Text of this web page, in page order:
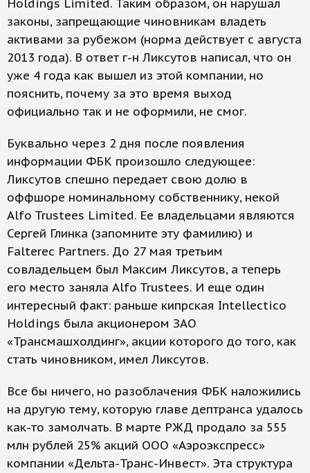
Holdings Limited. Таким образом, он нарушал
законы, запрещающие чиновникам владеть
активами за рубежом (норма действует с августа
2013 года). В ответ г-н Ликсутов написал, что он
уже 4 года как вышел из этой компании, но
пояснить, почему за это время выход
официально так и не оформили, не смог.
Буквально через 2 дня после появления
информации ФБК произошло следующее:
Ликсутов спешно передает свою долю в
оффшоре номинальному собственнику, некой
Alfo Trustees Limited. Ее владельцами являются
Сергей Глинка (запомните эту фамилию) и
Falterec Partners. До 27 мая третьим
совладельцем был Максим Ликсутов, а теперь
его место заняла Alfo Trustees. И еще один
интересный факт: раньше кипрская Intellectico
Holdings была акционером ЗАО
«Трансмашхолдинг», акции которого до того, как
стать чиновником, имел Ликсутов.
Все бы ничего, но разоблачения ФБК наложились
на другую тему, которую главе дептранса удалось
как-то замолчать. В марте РЖД продало за 555
млн рублей 25% акций ООО «Аэроэкспресс»
компании «Дельта-Транс-Инвест». Эта структура